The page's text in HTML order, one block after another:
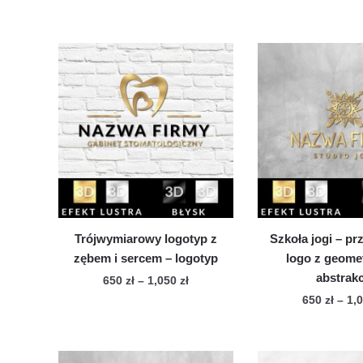
650 zł
do
1,050 zł
produkt
ma
wiele
wariantów.
Opcje
można
wybrać
na
stronie
produktu
na
Trójwymiarowy logotyp z
zębem i sercem – logotyp
650 zł – 1,050 złZakres
do
ma
Szkoła jogi –
logo z
650 zł –